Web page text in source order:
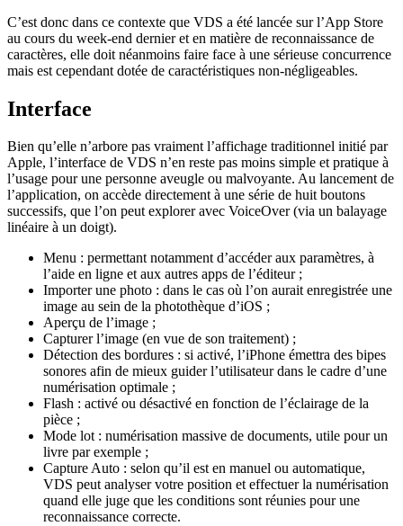
C’est donc dans ce contexte que VDS a été lancée sur l’App Store
au cours du week-end dernier et en matière de reconnaissance de
caractères, elle doit néanmoins faire face à une sérieuse concurrence
mais est cependant dotée de caractéristiques non-négligeables.
Interface
Bien qu’elle n’arbore pas vraiment l’affichage traditionnel initié par
Apple, l’interface de VDS n’en reste pas moins simple et pratique à
l’usage pour une personne aveugle ou malvoyante. Au lancement de
l’application, on accède directement à une série de huit boutons
successifs, que l’on peut explorer avec VoiceOver (via un balayage
linéaire à un doigt).
Menu : permettant notamment d’accéder aux paramètres, à
l’aide en ligne et aux autres apps de l’éditeur ;
Importer une photo : dans le cas où l’on aurait enregistrée une
image au sein de la photothèque d’iOS ;
Aperçu de l’image ;
Capturer l’image (en vue de son traitement) ;
Détection des bordures : si activé, l’iPhone émettra des bipes
sonores afin de mieux guider l’utilisateur dans le cadre d’une
numérisation optimale ;
Flash : activé ou désactivé en fonction de l’éclairage de la
pièce ;
Mode lot : numérisation massive de documents, utile pour un
livre par exemple ;
Capture Auto : selon qu’il est en manuel ou automatique,
VDS peut analyser votre position et effectuer la numérisation
quand elle juge que les conditions sont réunies pour une
reconnaissance correcte.